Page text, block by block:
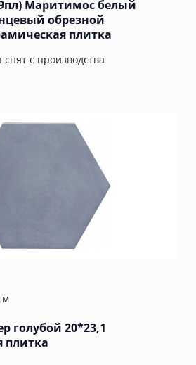
9пл) Маритимос белый
обрезной
плитка
снят с производства
голубой 20*23,1
плитка